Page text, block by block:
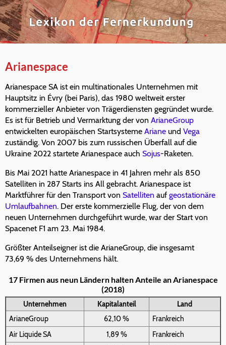
Arianespace
Arianespace SA ist ein multinationales Unternehmen mit
Hauptsitz in Évry (bei Paris), das 1980 weltweit erster
kommerzieller Anbieter von Trägerdiensten gegründet wurde.
Es ist für Betrieb und Vermarktung der von ArianeGroup
entwickelten europäischen Startsysteme Ariane und Vega
zuständig. Von 2007 bis zum russischen Überfall auf die
Ukraine 2022 startete Arianespace auch Sojus-Raketen.
Bis Mai 2021 hatte Arianespace in 41 Jahren mehr als 850
Satelliten in 287 Starts ins All gebracht. Arianespace ist
Marktführer für den Transport von Satelliten auf geostationäre
Umlaufbahnen. Der erste kommerzielle Flug, der von dem
neuen Unternehmen durchgeführt wurde, war der Start von
Spacenet F1 am 23. Mai 1984.
Größter Anteilseigner ist die ArianeGroup, die insgesamt
73,69 % des Unternehmens hält.
17 Firmen aus neun Ländern halten Anteile an Arianespace
(2018)
Unternehmen Kapitalanteil
Land
ArianeGroup
62,10 %
Frankreich
Air Liquide SA
1,89 %
Frankreich